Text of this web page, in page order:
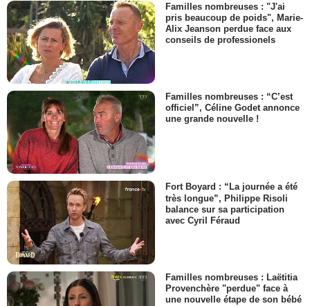
Familles nombreuses : "J'ai
pris beaucoup de poids", Marie-
Alix Jeanson perdue face aux
conseils de professionels
Familles nombreuses : “C’est
officiel”, Céline Godet annonce
une grande nouvelle !
Fort Boyard : “La journée a été
très longue”, Philippe Risoli
balance sur sa participation
avec Cyril Féraud
Familles nombreuses : Laëtitia
Provenchère "perdue" face à
une nouvelle étape de son bébé